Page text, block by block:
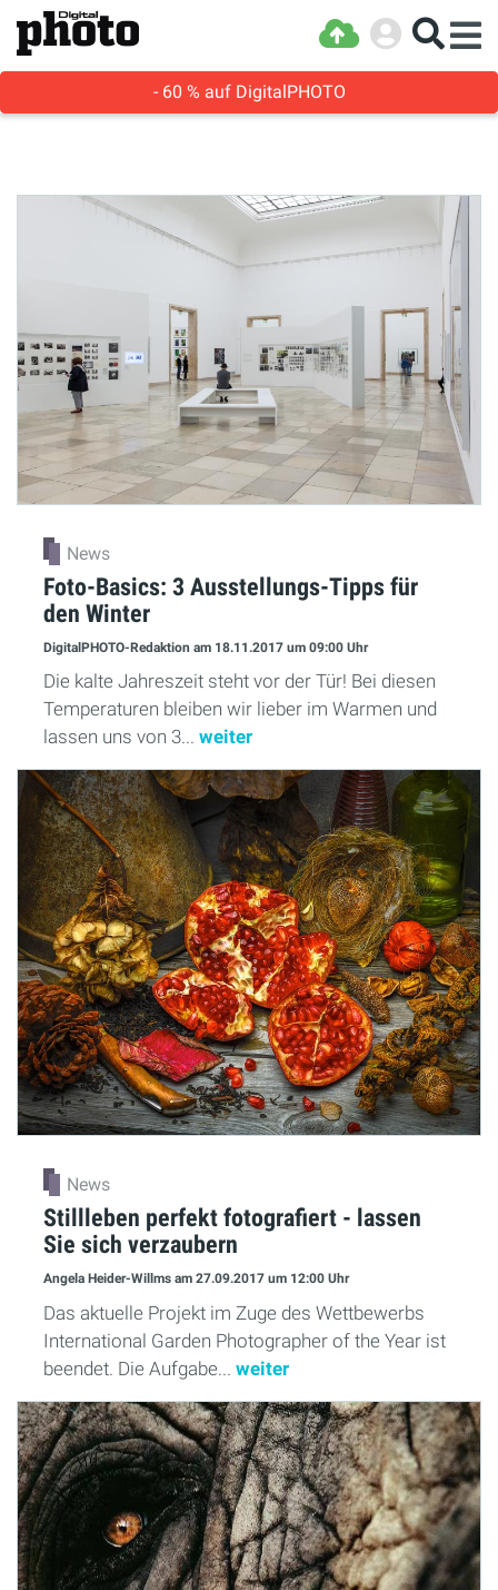
- 60 % auf DigitalPHOTO
News
Foto-Basics: 3 Ausstellungs-Tipps für
den Winter
DigitalPHOTO-Redaktion am 18.11.2017 um 09:00 Uhr
Die kalte Jahreszeit steht vor der Tür! Bei diesen
Temperaturen bleiben wir lieber im Warmen und
lassen uns von 3... weiter
News
Stillleben perfekt fotografiert - lassen
Sie sich verzaubern
Angela Heider-Willms am 27.09.2017 um 12:00 Uhr
Das aktuelle Projekt im Zuge des Wettbewerbs
International Garden Photographer of the Year ist
beendet. Die Aufgabe... weiter